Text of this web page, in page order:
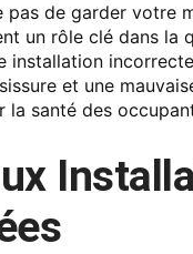
pas de garder votre
un rôle clé dans la
installation
et une
santé des